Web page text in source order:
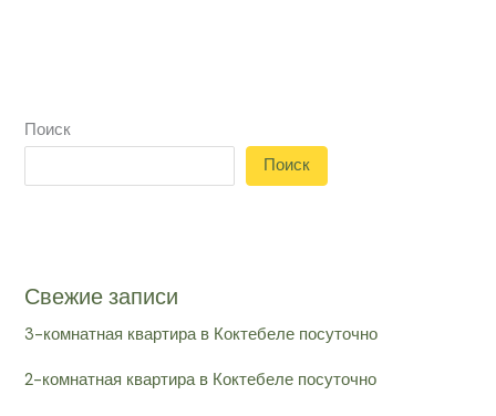
Поиск
Поиск
Свежие записи
3-комнатная квартира в Коктебеле посуточно
2-комнатная квартира в Коктебеле посуточно